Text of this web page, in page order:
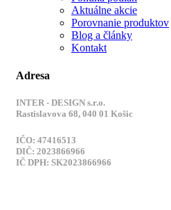
Aktuálne akcie
Porovnanie produktov
Blog a články
Kontakt
Adresa
INTER - DESIGN s.r.o.
Rastislavova 68, 040 01 Košic
IČO: 47416513
DIČ: 2023866966
IČ DPH: SK2023866966